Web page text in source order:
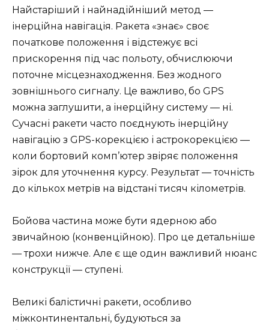
Найстаріший і найнадійніший метод —
інерційна навігація. Ракета «знає» своє
початкове положення і відстежує всі
прискорення під час польоту, обчислюючи
поточне місцезнаходження. Без жодного
зовнішнього сигналу. Це важливо, бо GPS
можна заглушити, а інерційну систему — ні.
Сучасні ракети часто поєднують інерційну
навігацію з GPS-корекцією і астрокорекцією —
коли бортовий комп’ютер звіряє положення
зірок для уточнення курсу. Результат — точність
до кількох метрів на відстані тисяч кілометрів.
Бойова частина може бути ядерною або
звичайною (конвенційною). Про це детальніше
— трохи нижче. Але є ще один важливий нюанс
конструкції — ступені.
Великі балістичні ракети, особливо
міжконтинентальні, будуються за